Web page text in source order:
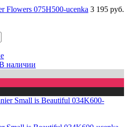
Flowers 075H500-ucenka 3 195 руб.
наличии